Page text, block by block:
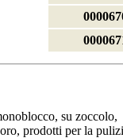
su zoccolo,
prodotti per la